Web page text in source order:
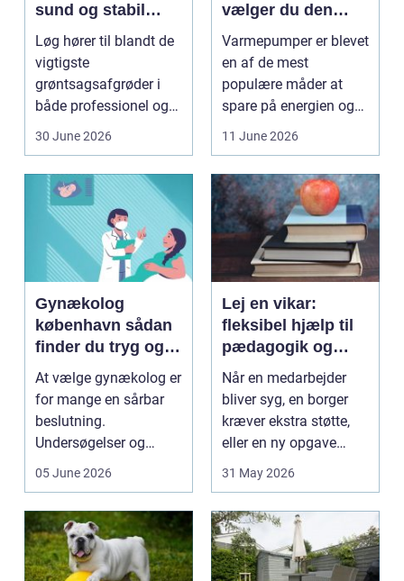
sund og stabil
løgavl
Løg hører til blandt de
vigtigste
grøntsagsafgrøder i
både professionel og
hobbybaseret
30 June 2026
vælger du den
rigtige løsning
Varmepumper er blevet
en af de mest
populære måder at
spare på energien og
få et bedre indeklima
11 June 2026
Gynækolog
københavn sådan
finder du tryg og
professionel hjælp
At vælge gynækolog er
for mange en sårbar
beslutning.
Undersøgelser og
behandlinger foregår i
05 June 2026
Lej en vikar:
fleksibel hjælp til
pædagogik og
sundhed
Når en medarbejder
bliver syg, en borger
kræver ekstra støtte,
eller en ny opgave
opstår fra dag til...
31 May 2026